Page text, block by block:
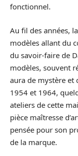
fonctionnel.
Au fil des années,
modèles allant du
du savoir-faire de
modèles, souvent
aura de mystère et
1954 et 1964,
ateliers de cette
pièce maîtresse
pensée pour son
de la marque.